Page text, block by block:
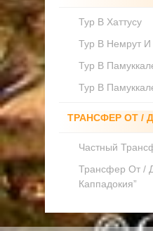
Тур В Хаттусу
Тур В Немрут И
Тур В
Тур В
ТРАНСФЕР ОТ /
Частный
Трансфер От /
Каппадокия”